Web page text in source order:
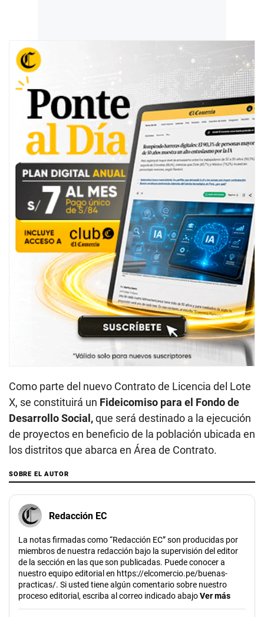
Como parte del nuevo Contrato de Licencia del Lote
X, se constituirá un Fideicomiso para el Fondo de
Desarrollo Social,que será destinado a la ejecución
de proyectos en beneficio de la población ubicada en
los distritos que abarca en Área de Contrato.
SOBRE EL AUTOR
Redacción EC
La notas firmadas como “Redacción EC” son producidas por
miembros de nuestra redacción bajo la supervisión del editor
de la sección en las que son publicadas. Puede conocer a
nuestro equipo editorial en https://elcomercio.pe/buenas-
practicas/. Si usted tiene algún comentario sobre nuestro
proceso editorial, escriba al correo indicado abajoVer más